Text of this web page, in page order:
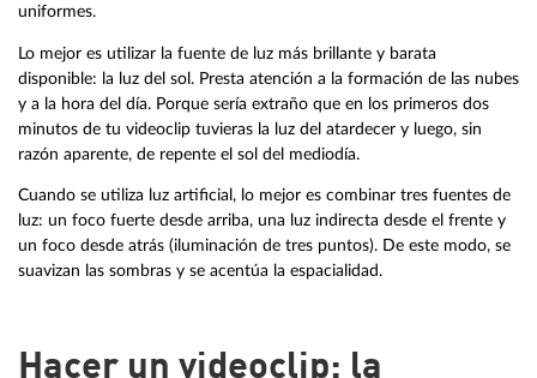
uniformes.
Lo mejor es utilizar la fuente de luz más brillante y barata
disponible: la luz del sol. Presta atención a la formación de las nubes
y a la hora del día. Porque sería extraño que en los primeros dos
minutos de tu videoclip tuvieras la luz del atardecer y luego, sin
razón aparente, de repente el sol del mediodía.
Cuando se utiliza luz artificial, lo mejor es combinar tres fuentes de
luz: un foco fuerte desde arriba, una luz indirecta desde el frente y
un foco desde atrás (iluminación de tres puntos). De este modo, se
suavizan las sombras y se acentúa la espacialidad.
Hacer un videoclip: la